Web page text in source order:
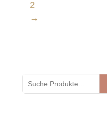
2
→